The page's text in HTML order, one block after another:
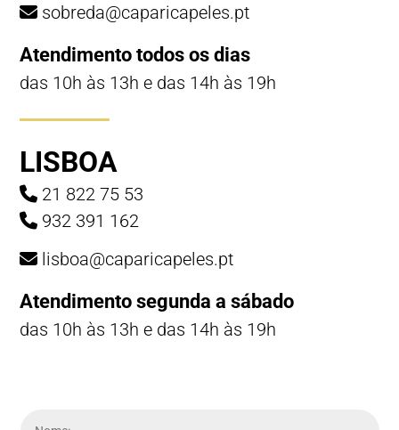
sobreda@caparicapeles.pt
Atendimento todos os dias
das 10h às 13h e das 14h às 19h
LISBOA
21 822 75 53
932 391 162
lisboa@caparicapeles.pt
Atendimento segunda a sábado
das 10h às 13h e das 14h às 19h